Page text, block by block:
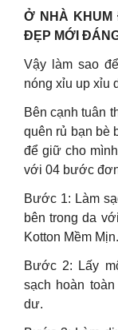
Ở NHÀ KHUM
ĐẸP MỚI
Vậy làm sao
nóng xỉu up xỉu
Bên cạnh tuân
quên rủ bạn bè
để giữ cho
với 04 bước
Bước 1: Làm
bên trong da
Kotton Mềm Mịn.
Bước 2: Lấy
sạch hoàn
dư.